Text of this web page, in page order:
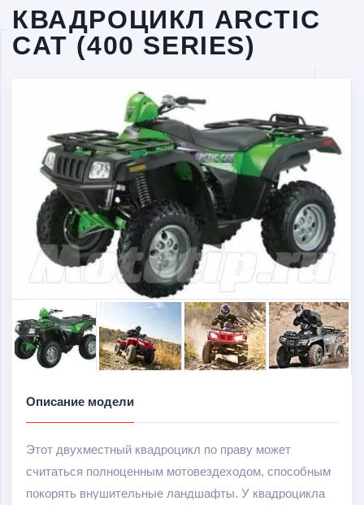
КВАДРОЦИКЛ ARCTIC
CAT (400 SERIES)
Описание модели
Этот двухместный квадроцикл по праву может
считаться полноценным мотовездеходом, способным
покорять внушительные ландшафты. У квадроцикла